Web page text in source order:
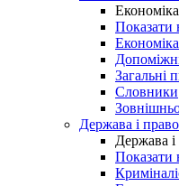
Показати
Загальні
Словники
Держава і
Держава
Показати